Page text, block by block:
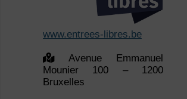
www.entrees-libres.be
Avenue Emmanuel
Mounier 100 – 1200
Bruxelles